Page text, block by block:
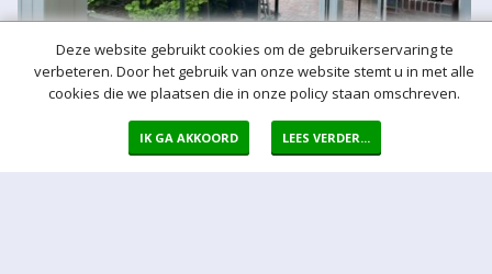
Deze website gebruikt cookies om de gebruikerservaring te
verbeteren. Door het gebruik van onze website stemt u in met alle
cookies die we plaatsen die in onze policy staan omschreven.
IK GA AKKOORD LEES VERDER...